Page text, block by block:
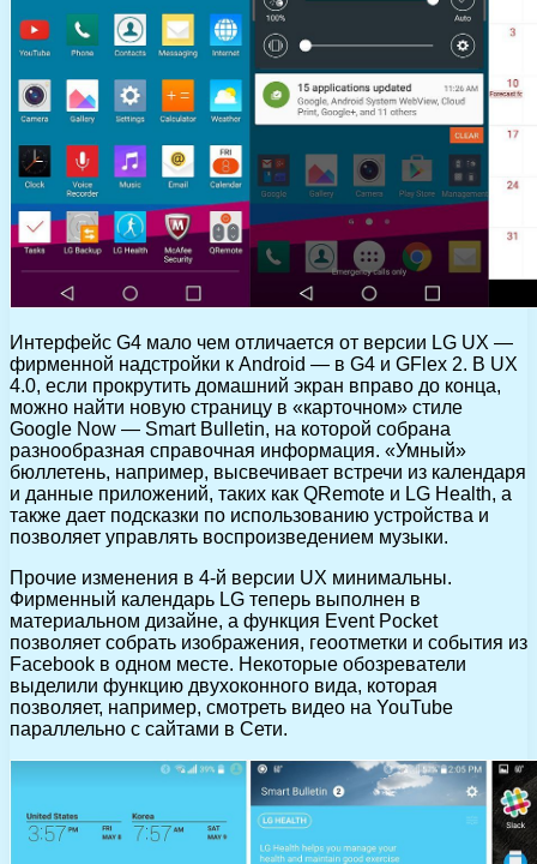
Интерфейс G4 мало чем отличается от версии LG UX —
фирменной надстройки к Android — в G4 и GFlex 2. В UX
4.0, если прокрутить домашний экран вправо до конца,
можно найти новую страницу в «карточном» стиле
Google Now — Smart Bulletin, на которой собрана
разнообразная справочная информация. «Умный»
бюллетень, например, высвечивает встречи из календаря
и данные приложений, таких как QRemote и LG Health, а
также дает подсказки по использованию устройства и
позволяет управлять воспроизведением музыки.
Прочие изменения в 4-й версии UX минимальны.
Фирменный календарь LG теперь выполнен в
материальном дизайне, а функция Event Pocket
позволяет собрать изображения, геоотметки и события из
Facebook в одном месте. Некоторые обозреватели
выделили функцию двухоконного вида, которая
позволяет, например, смотреть видео на YouTube
параллельно с сайтами в Сети.